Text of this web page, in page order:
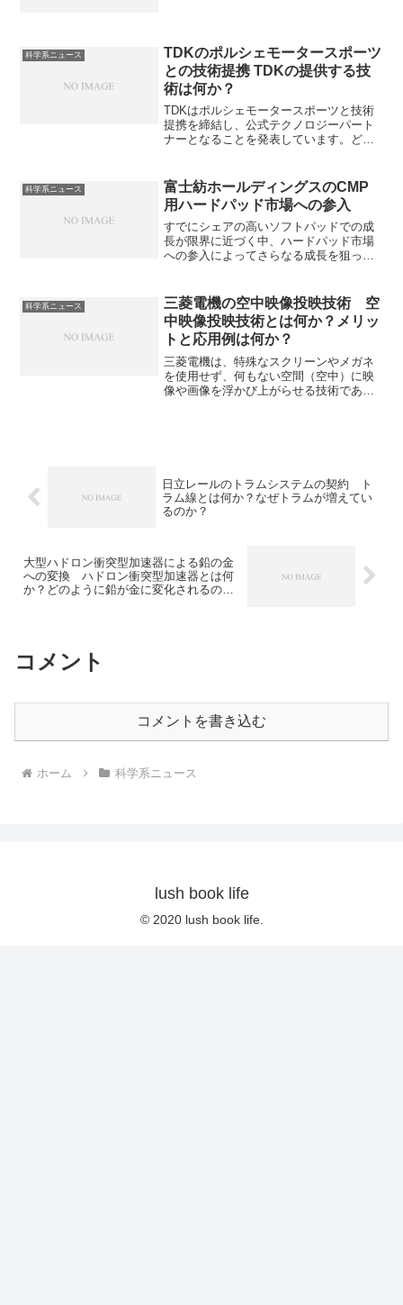
本主義などの西洋思想が同様な問題にぶ
つかっているのか，なぜなのかを知るこ
とのできる本になっている。
科学系ニュース
TDKのポルシェモータースポーツ
との技術提携 TDKの提供する技
術は何か？
TDKはポルシェモータースポーツと技術
提携を締結し、公式テクノロジーパート
ナーとなることを発表しています。どの
ンについて知ることができます。
科学系ニュース
富士紡ホールディングスのCMP
用ハードパッド市場への参入
すでにシェアの高いソフトパッドでの成
長が限界に近づく中、ハードパッド市場
への参入によってさらなる成長を狙って
科学系ニュース
三菱電機の空中映像投映技術 空
中映像投映技術とは何か？メリッ
トと応用例は何か？
三菱電機は、特殊なスクリーンやメガネ
を使用せず、何もない空間（空中）に映
像や画像を浮かび上がらせる技術である
日立レールのトラムシステムの契約 ト
ラム線とは何か？なぜトラムが増えてい
るのか？
大型ハドロン衝突型加速器による鉛の金
への変換 ハドロン衝突型加速器とは何
か？どのように鉛が金に変化されるの
コメント
コメントを書き込む
ホーム 科学系ニュース
lush book life
© 2020 lush book life.